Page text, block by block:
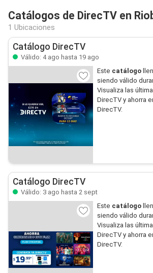
Catálogos de DirecTV en
1 Ubicaciones
Catálogo DirecTV
Válido: 4 ago hasta 19 ago
Este catálogo
siendo válido
Visualiza las
DirecTV y ahorra
DirecTV.
Catálogo DirecTV
Válido: 3 ago hasta 2 sept
Este catálogo
siendo válido
Visualiza las
DirecTV y ahorra
DirecTV.